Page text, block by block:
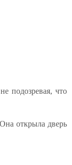
подозревая, что
открыла дверь